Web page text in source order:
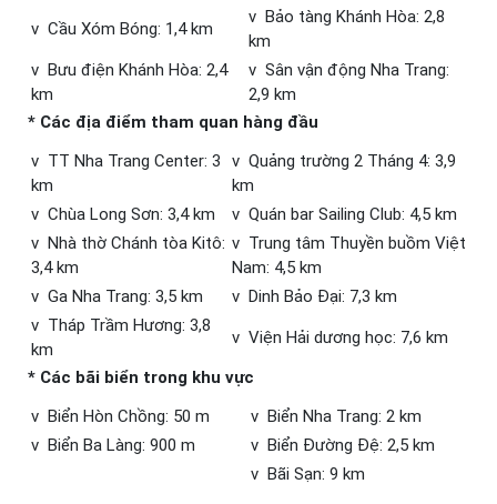
v Cầu Xóm Bóng: 1,4 km
v Bảo tàng Khánh Hòa: 2,8
km
v Bưu điện Khánh Hòa: 2,4
km
v Sân vận động Nha Trang:
2,9 km
* Các địa điểm tham quan hàng đầu
v TT Nha Trang Center: 3
km
v Quảng trường 2 Tháng 4: 3,9
km
v Chùa Long Sơn: 3,4 km
v Quán bar Sailing Club: 4,5 km
v Nhà thờ Chánh tòa Kitô:
3,4 km
v Trung tâm Thuyền buồm Việt
Nam: 4,5 km
v Ga Nha Trang: 3,5 km
v Dinh Bảo Đại: 7,3 km
v Tháp Trầm Hương: 3,8
km
v Viện Hải dương học: 7,6 km
* Các bãi biển trong khu vực
v Biển Hòn Chồng: 50 m
v Biển Nha Trang: 2 km
v Biển Ba Làng: 900 m
v Biển Đường Đệ: 2,5 km
v Bãi Sạn: 9 km